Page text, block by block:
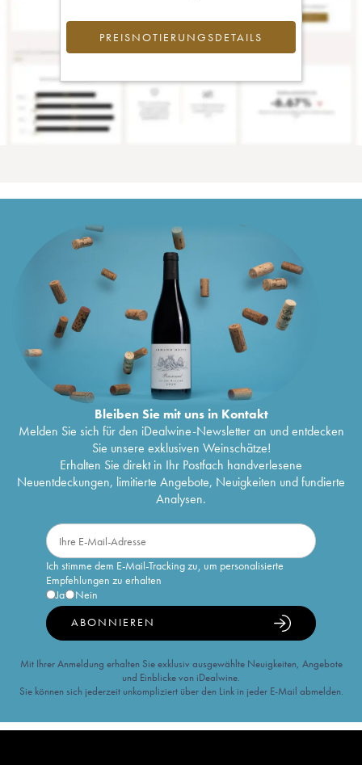
PREISNOTIERUNGSDETAILS
Bleiben Sie mit uns in Kontakt
Melden Sie sich für den iDealwine-Newsletter an und entdecken
Sie unsere exklusiven Weinschätze!
Erhalten Sie direkt in Ihr Postfach handverlesene
Neuentdeckungen, limitierte Angebote, Neuigkeiten und fundierte
Analysen.
Ich stimme dem E-Mail-Tracking zu, um personalisierte
Empfehlungen zu erhalten
Ja
Nein
ABONNIEREN
Mit Ihrer Anmeldung erhalten Sie exklusiv ausgewählte Neuigkeiten, Angebote
und Einblicke von iDealwine.
Sie können sich jederzeit unkompliziert über den Link in jeder E-Mail abmelden.